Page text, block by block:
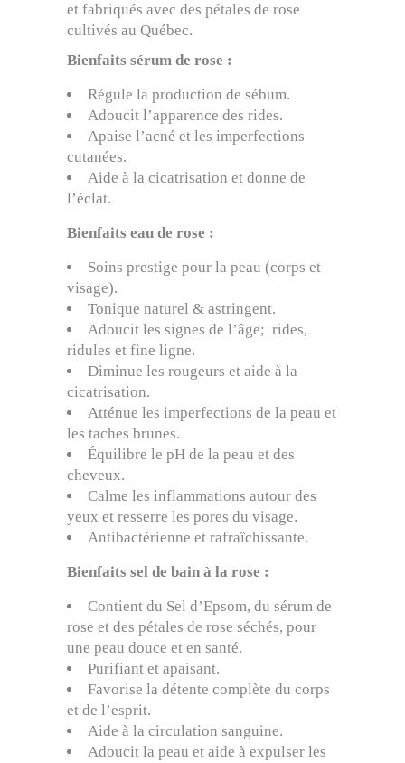
et fabriqués avec des pétales de rose
cultivés au Québec.
Bienfaits sérum de rose :
Régule la production de sébum.
Adoucit l’apparence des rides.
Apaise l’acné et les imperfections
cutanées.
Aide à la cicatrisation et donne de
l’éclat.
Bienfaits eau de rose :
Soins prestige pour la peau (corps et
visage).
Tonique naturel & astringent.
Adoucit les signes de l’âge; rides,
ridules et fine ligne.
Diminue les rougeurs et aide à la
cicatrisation.
Atténue les imperfections de la peau et
les taches brunes.
Équilibre le pH de la peau et des
cheveux.
Calme les inflammations autour des
yeux et resserre les pores du visage.
Antibactérienne et rafraîchissante.
Bienfaits sel de bain à la rose :
Contient du Sel d’Epsom, du sérum de
rose et des pétales de rose séchés, pour
une peau douce et en santé.
Purifiant et apaisant.
Favorise la détente complète du corps
et de l’esprit.
Aide à la circulation sanguine.
Adoucit la peau et aide à expulser les